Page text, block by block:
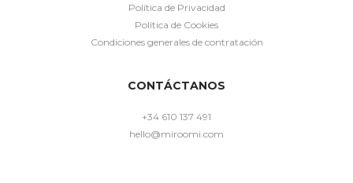
Política de Privacidad
Política de Cookies
Condiciones generales de contratación
CONTÁCTANOS
+34 610 137 491
hello@miroomi.com